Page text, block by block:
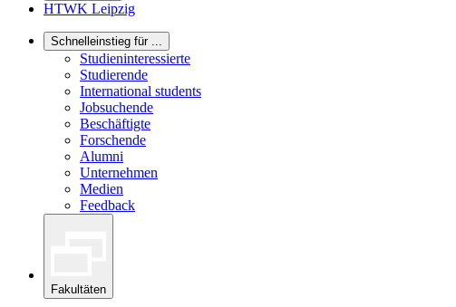
HTWK Leipzig
Schnelleinstieg für ...
Studieninteressierte
Studierende
International students
Jobsuchende
Beschäftigte
Forschende
Alumni
Unternehmen
Medien
Feedback
Fakultäten